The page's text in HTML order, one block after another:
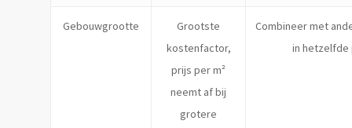
Gebouwgrootte
Grootste
kostenfactor,
prijs per m²
neemt af bij
grotere
Combineer met
in hetzelfde